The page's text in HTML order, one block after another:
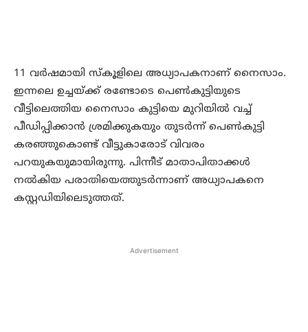
11 വര്‍ഷമായി സ്‌കൂളിലെ അധ്യാപകനാണ് നൈസാം.
ഇന്നലെ ഉച്ചയ്ക്ക് രണ്ടോടെ പെണ്‍കുട്ടിയുടെ
വീട്ടിലെത്തിയ നൈസാം കുട്ടിയെ മുറിയില്‍ വച്ച്
പീഡിപ്പിക്കാന്‍ ശ്രമിക്കുകയും തുടര്‍ന്ന് പെണ്‍കുട്ടി
കരഞ്ഞുകൊണ്ട് വീട്ടുകാരോട് വിവരം
പറയുകയുമായിരുന്നു. പിന്നീട് മാതാപിതാക്കള്‍
നല്‍കിയ പരാതിയെത്തുടര്‍ന്നാണ് അധ്യാപകനെ
കസ്റ്റഡിയിലെടുത്തത്.
Advertisement